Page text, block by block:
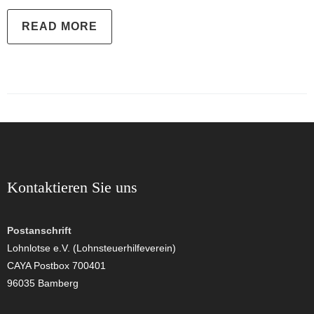
READ MORE
Kontaktieren Sie uns
Postanschrift
Lohnlotse e.V. (Lohnsteuerhilfeverein)
CAYA Postbox 700401
96035 Bamberg